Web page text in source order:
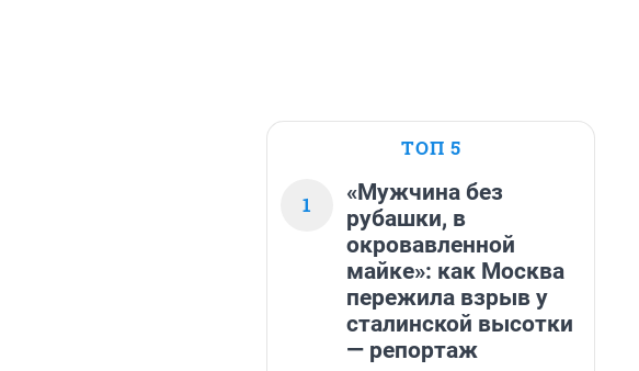
ТОП 5
1
«Мужчина без
рубашки, в
окровавленной
майке»: как Москва
пережила взрыв у
сталинской высотки
— репортаж